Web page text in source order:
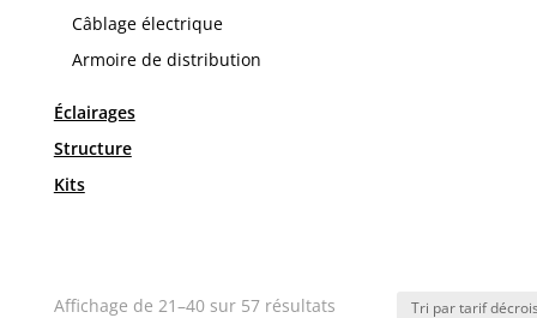
Câblage électrique
Armoire de distribution
Éclairages
Structure
Kits
Affichage de 21–40 sur 57 résultatsTrié